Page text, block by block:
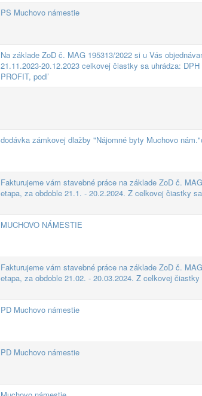
PS Muchovo námestie
Na základe ZoD č. MAG 195313/2022 si u Vás
21.11.2023-20.12.2023 celkovej čiastky sa uhrádza:
PROFIT, podľ
dodávka zámkovej dlažby "Nájomné byty Muchovo
Fakturujeme vám stavebné práce na základe ZoD č.
etapa, za obdoble 21.1. - 20.2.2024. Z celkovej čiastky
MUCHOVO NÁMESTIE
Fakturujeme vám stavebné práce na základe ZoD č.
etapa, za obdoble 21.02. - 20.03.2024. Z celkovej
PD Muchovo námestie
PD Muchovo námestie